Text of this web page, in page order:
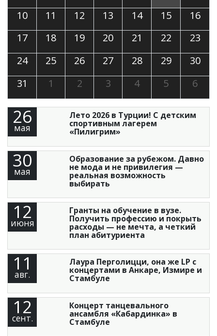
10
11 12 13 14 15
16
17
18 19 20 21 22
23
24
25 26 27 28 29
30
31
1 2 3 4 5 6
26
мая
Лето 2026 в Турции! С детским
спортивным лагерем
«Пилигрим»
30
мая
Образование за рубежом. Давно
не мода и не привилегия —
реальная возможность
выбирать
12
июня
Гранты на обучение в вузе.
Получить профессию и покрыть
расходы — не мечта, а четкий
план абитуриента
11
авг.
Лаура Перголицци, она же LP с
концертами в Анкаре, Измире и
Стамбуле
12
сент.
Концерт танцевального
ансамбля «Кабардинка» в
Стамбуле